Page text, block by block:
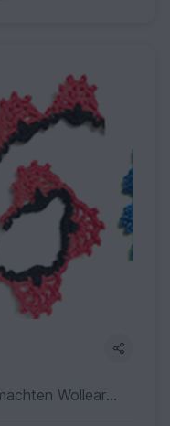
Borten kann man bei selbsgemachten Wollearbeiten prima brauchen